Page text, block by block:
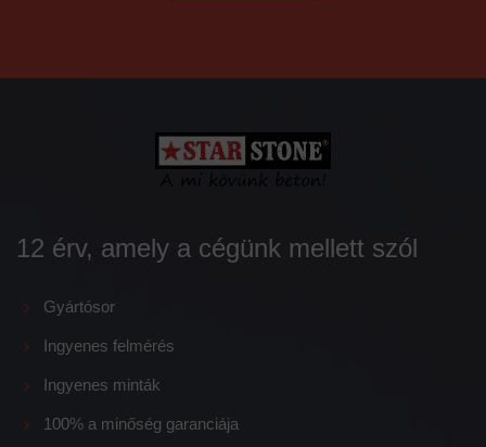
12 érv, amely a cégünk mellett szól
Gyártósor
Ingyenes felmérés
Ingyenes minták
100% a minőség garanciája